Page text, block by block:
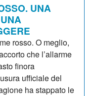
UNA
rosso. O meglio,
che l’allarme
finora
ufficiale del
ha stappato le